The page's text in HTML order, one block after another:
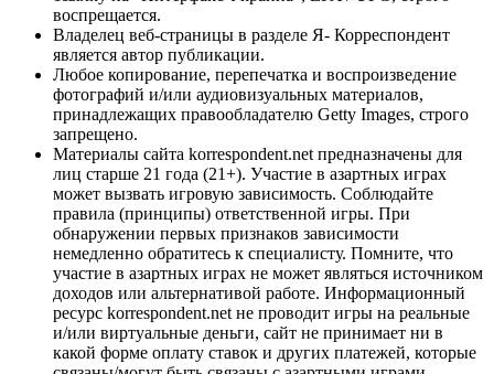
воспрещается.
Владелец веб-страницы в разделе Я- Корреспондент
является автор публикации.
Любое копирование, перепечатка и воспроизведение
фотографий и/или аудиовизуальных материалов,
принадлежащих правообладателю Getty Images, строго
запрещено.
Материалы сайта korrespondent.net предназначены для
лиц старше 21 года (21+). Участие в азартных играх
может вызвать игровую зависимость. Соблюдайте
правила (принципы) ответственной игры. При
обнаружении первых признаков зависимости
немедленно обратитесь к специалисту. Помните, что
участие в азартных играх не может являться источником
доходов или альтернативой работе. Информационный
ресурс korrespondent.net не проводит игры на реальные
и/или виртуальные деньги, сайт не принимает ни в
какой форме оплату ставок и других платежей, которые